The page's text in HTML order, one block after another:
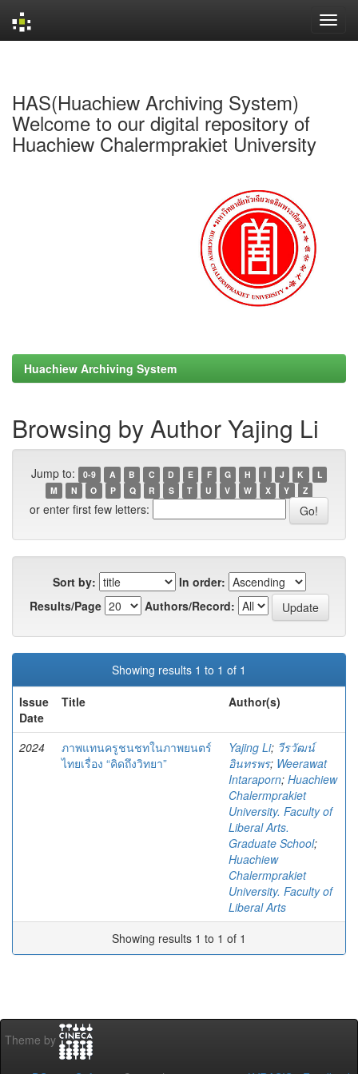
HAS(Huachiew Archiving System)
Welcome to our digital repository of
Huachiew Chalermprakiet University
Huachiew Archiving System
Browsing by Author Yajing Li
Jump to: 0-9 A B C D E F G H I J K
L
M
N O P Q R S T U V W X Y Z
or enter first few letters:
Sort by:
In order:
Results/Page
Authors/Record:
Showing results 1 to 1 of 1
Issue
Date
Title Author(s)
2024
ภาพแทนครูชนชทในภาพยนตร์
ไทยเรื่อง “คิดถึงวิทยา”
Yajing Li; วีรวัฒน์
อินทรพร; Weerawat
Intaraporn; Huachiew
Chalermprakiet
University. Faculty of
Liberal Arts.
Graduate School;
Huachiew
Chalermprakiet
University. Faculty of
Liberal Arts
Showing results 1 to 1 of 1
Theme by